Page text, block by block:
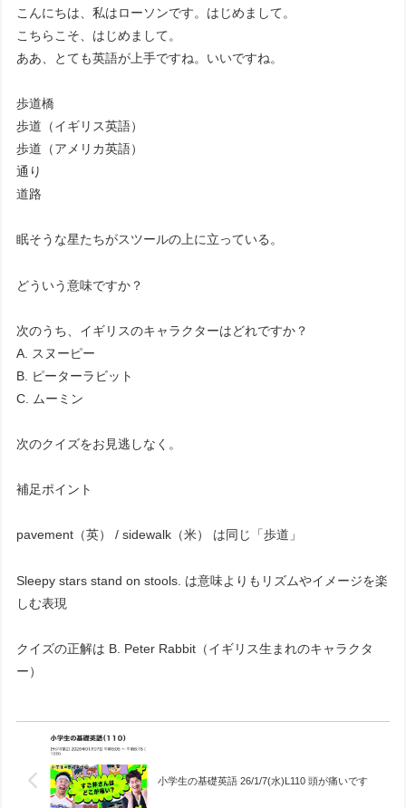
こんにちは、私はローソンです。はじめまして。
こちらこそ、はじめまして。
ああ、とても英語が上手ですね。いいですね。
歩道橋
歩道（イギリス英語）
歩道（アメリカ英語）
通り
道路
眠そうな星たちがスツールの上に立っている。
どういう意味ですか？
次のうち、イギリスのキャラクターはどれですか？
A. スヌーピー
B. ピーターラビット
C. ムーミン
次のクイズをお見逃しなく。
補足ポイント
pavement（英） / sidewalk（米） は同じ「歩道」
Sleepy stars stand on stools. は意味よりもリズムやイメージを楽
しむ表現
クイズの正解は B. Peter Rabbit（イギリス生まれのキャラクタ
ー）
小学生の基礎英語 26/1/7(水)L110 頭が痛いです